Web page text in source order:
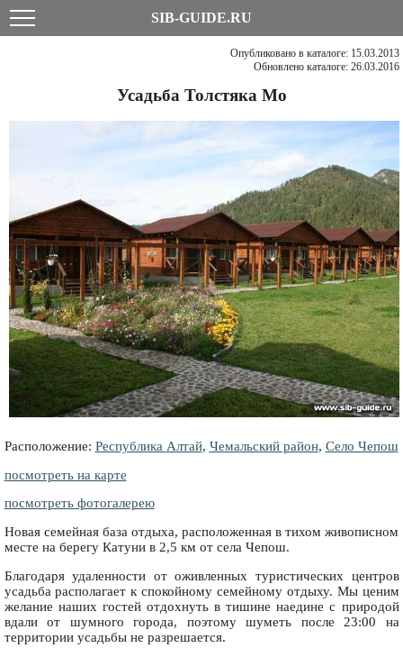
SIB-GUIDE.RU
Опубликовано в каталоге: 15.03.2013
Обновлено каталоге: 26.03.2016
Усадьба Толстяка Мо
Расположение: Республика Алтай, Чемальский район, Село Чепош
посмотреть на карте
посмотреть фотогалерею
Новая семейная база отдыха, расположенная в тихом живописном
месте на берегу Катуни в 2,5 км от села Чепош.
Благодаря удаленности от оживленных туристических центров
усадьба располагает к спокойному семейному отдыху. Мы ценим
желание наших гостей отдохнуть в тишине наедине с природой
вдали от шумного города, поэтому шуметь после 23:00 на
территории усадьбы не разрешается.